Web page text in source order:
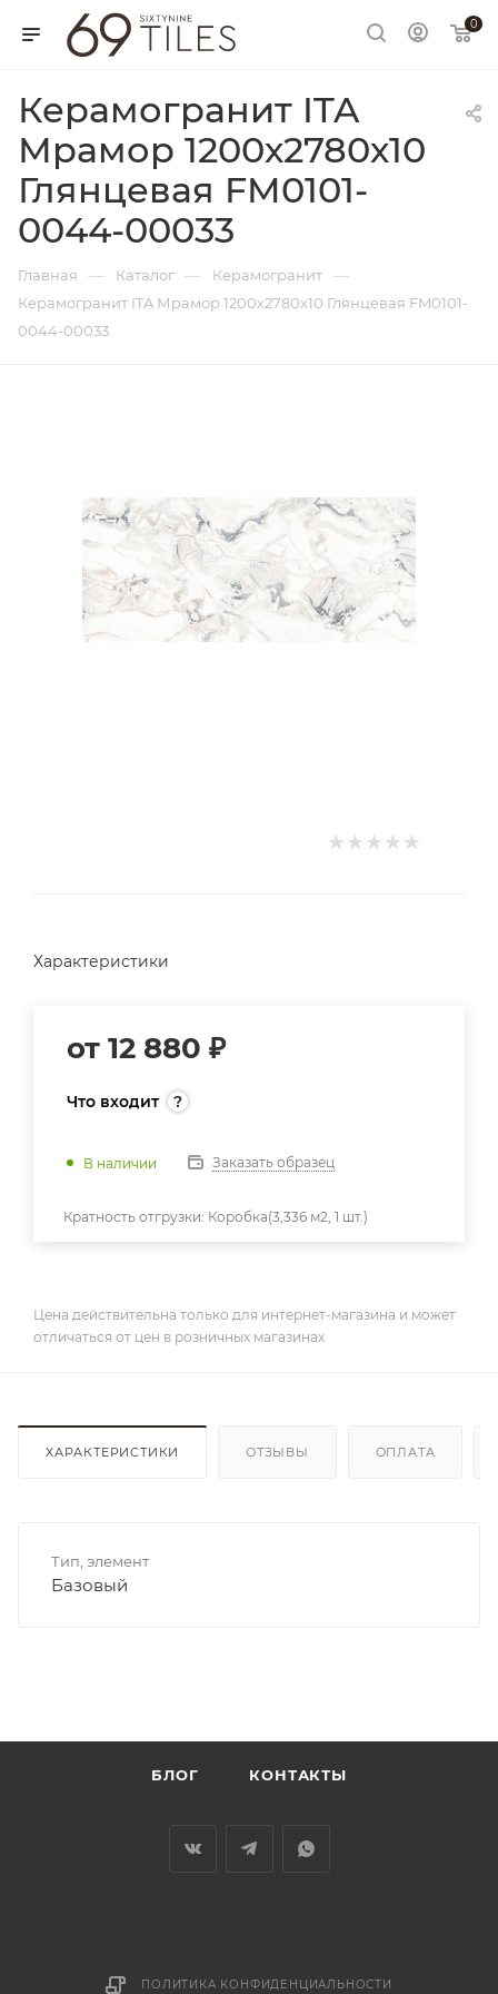
0
Керамогранит ITA
Мрамор 1200х2780х10
Глянцевая FM0101-
0044-00033
Главная — Каталог — Керамогранит —
Керамогранит ITA Мрамор 1200х2780х10 Глянцевая FM0101-
0044-00033
Характеристики
от 12 880 ₽
Что входит
В наличии Заказать образец
Кратность отгрузки: Коробка(3,336 м2, 1 шт.)
Цена действительна только для интернет-магазина и может
отличаться от цен в розничных магазинах
ХАРАКТЕРИСТИКИ ОТЗЫВЫ ОПЛАТА
Тип, элемент
Базовый
БЛОГ КОНТАКТЫ
ПОЛИТИКА КОНФИДЕНЦИАЛЬНОСТИ